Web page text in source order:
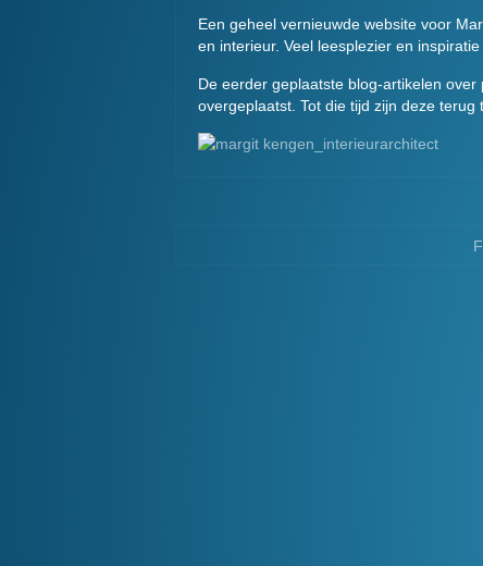
Een geheel vernieuwde website voor
en interieur. Veel leesplezier en
De eerder geplaatste blog-artikelen
overgeplaatst. Tot die tijd zijn deze terug